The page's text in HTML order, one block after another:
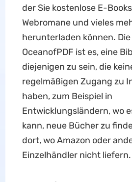
der Sie kostenlose E-
Webromane und vieles
herunterladen können. Die
OceanofPDF ist es, eine
diejenigen zu sein, die
regelmäßigen Zugang zu
haben, zum Beispiel in
Entwicklungsländern, wo
kann, neue Bücher zu
dort, wo Amazon oder
Einzelhändler nicht liefern.